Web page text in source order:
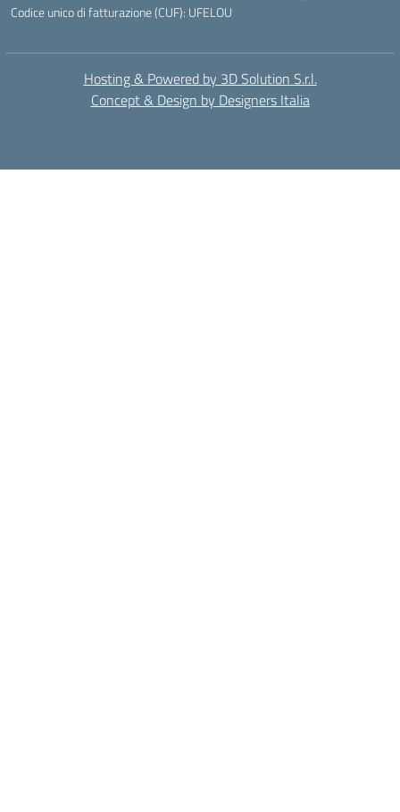
Codice unico di fatturazione (CUF): UFELOU
Hosting & Powered by 3D Solution S.r.l.
Concept & Design by Designers Italia